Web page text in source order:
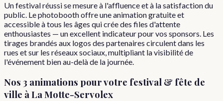
Un festival réussi se mesure à l'affluence et à la satisfaction du
public. Le photobooth offre une animation gratuite et
accessible à tous les âges qui crée des files d'attente
enthousiastes — un excellent indicateur pour vos sponsors. Les
tirages brandés aux logos des partenaires circulent dans les
rues et sur les réseaux sociaux, multipliant la visibilité de
l'événement bien au-delà de la journée.
Nos 3 animations pour votre festival & fête de
ville à La Motte-Servolex